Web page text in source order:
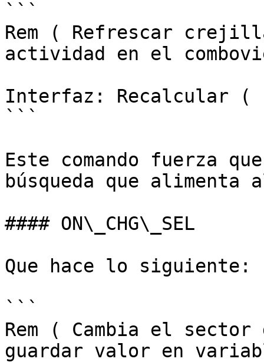
```
Rem ( Refrescar
actividad en el
Interfaz: Recalcular (
```
Este comando fuerza
búsqueda que
#### ON\_CHG\_SEL
Que hace lo siguiente:
```
Rem ( Cambia el
guardar valor en